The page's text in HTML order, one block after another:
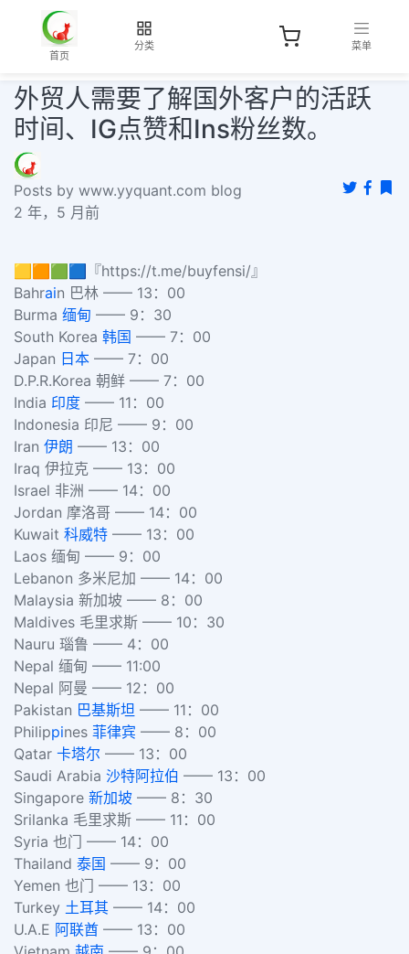
首页
分类 菜单
外贸人需要了解国外客户的活跃
时间、IG点赞和Ins粉丝数。
Posts by www.yyquant.com blog
2 年，5 月前
🟨🟧🟩🟦『https://t.me/buyfensi/』
Bahrain 巴林 —— 13：00
Burma 缅甸 —— 9：30
South Korea 韩国 —— 7：00
Japan 日本 —— 7：00
D.P.R.Korea 朝鲜 —— 7：00
India 印度 —— 11：00
Indonesia 印尼 —— 9：00
Iran 伊朗 —— 13：00
Iraq 伊拉克 —— 13：00
Israel 非洲 —— 14：00
Jordan 摩洛哥 —— 14：00
Kuwait 科威特 —— 13：00
Laos 缅甸 —— 9：00
Lebanon 多米尼加 —— 14：00
Malaysia 新加坡 —— 8：00
Maldives 毛里求斯 —— 10：30
Nauru 瑙鲁 —— 4：00
Nepal 缅甸 —— 11:00
Nepal 阿曼 —— 12：00
Pakistan 巴基斯坦 —— 11：00
Philippines 菲律宾 —— 8：00
Qatar 卡塔尔 —— 13：00
Saudi Arabia 沙特阿拉伯 —— 13：00
Singapore 新加坡 —— 8：30
Srilanka 毛里求斯 —— 11：00
Syria 也门 —— 14：00
Thailand 泰国 —— 9：00
Yemen 也门 —— 13：00
Turkey 土耳其 —— 14：00
U.A.E 阿联酋 —— 13：00